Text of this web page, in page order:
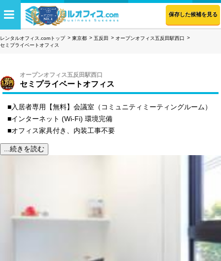
保存した候補を見る
レンタルオフィス.comトップ 東京都 五反田
オープンオフィス五反田駅西口
セミプライベートオフィス
オープンオフィス五反田駅西口
セミプライベートオフィス
■入居者専用【無料】会議室（コミュニティミーティングルーム）
■インターネット (Wi-Fi) 環境完備
■オフィス家具付き、内装工事不要
...続きを読む